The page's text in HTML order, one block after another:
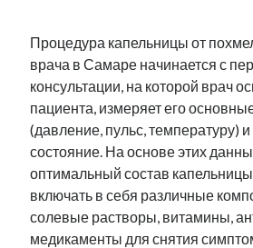
Процедура капельницы от
врача в Самаре начинается с
консультации, на которой врач
пациента, измеряет его
(давление, пульс, температуру)
состояние. На основе этих
оптимальный состав
включать в себя различные
солевые растворы, витамины,
медикаменты для снятия